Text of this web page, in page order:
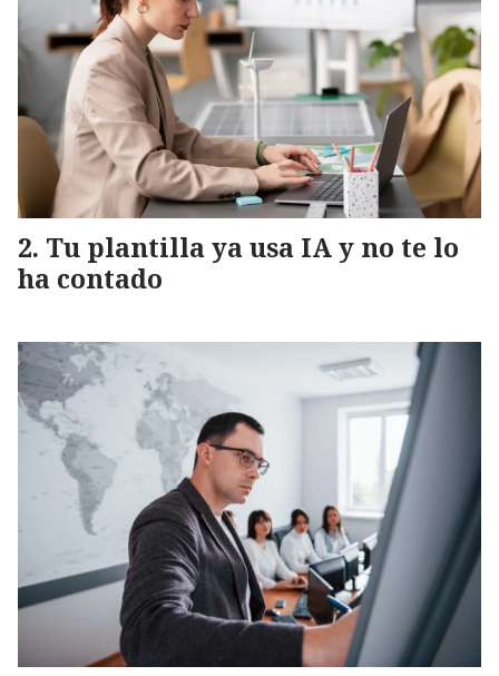
Tu plantilla ya usa IA y no te lo
ha contado